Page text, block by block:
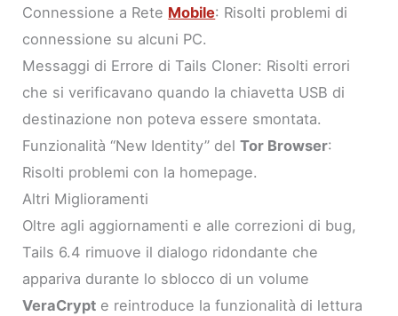
Connessione a Rete Mobile: Risolti problemi di
connessione su alcuni PC.
Messaggi di Errore di Tails Cloner: Risolti errori
che si verificavano quando la chiavetta USB di
destinazione non poteva essere smontata.
Funzionalità “New Identity” delTor Browser:
Risolti problemi con la homepage.
Altri Miglioramenti
Oltre agli aggiornamenti e alle correzioni di bug,
Tails 6.4 rimuove il dialogo ridondante che
appariva durante lo sblocco di un volume
VeraCrypt e reintroduce la funzionalità di lettura